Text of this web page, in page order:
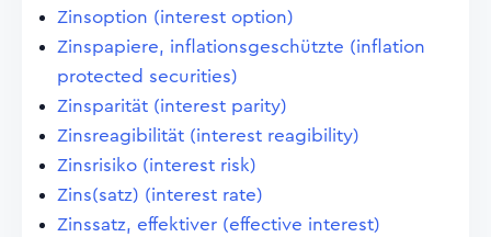
Zinsoption (interest option)
Zinspapiere, inflationsgeschützte (inflation
protected securities)
Zinsparität (interest parity)
Zinsreagibilität (interest reagibility)
Zinsrisiko (interest risk)
Zins(satz) (interest rate)
Zinssatz, effektiver (effective interest)